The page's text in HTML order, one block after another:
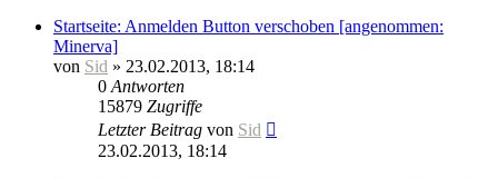
Startseite: Anmelden Button verschoben [angenommen:
Minerva]
von Sid » 23.02.2013, 18:14
0 Antworten
15879 Zugriffe
Letzter Beitrag von Sid
23.02.2013, 18:14